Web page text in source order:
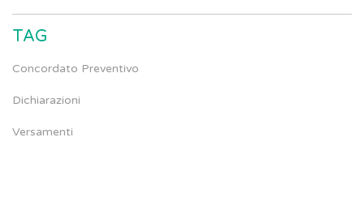
TAG
Concordato Preventivo
Dichiarazioni
Versamenti